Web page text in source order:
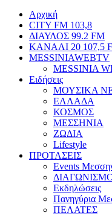
Αρχική
CITY FM 103,8
ΔΙΑΥΛΟΣ 99.2 FM
ΚΑΝΑΛΙ 20 107,5
MESSINIAWEBTV
MESSINIA
Eιδήσεις
ΜΟΥΣΙΚΑ
ΕΛΛΑΔΑ
ΚΟΣΜΟΣ
ΜΕΣΣΗΝΙΑ
ΖΩΔΙΑ
Lifestyle
ΠΡΟΤΑΣΕΙΣ
Events
Εκδηλώσεις
Πανηγύρια
ΠΕΛΑΤΕΣ